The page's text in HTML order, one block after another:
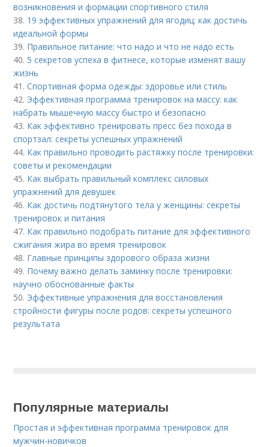
возникновения и формации спортивного стиля
38. 19 эффективных упражнений для ягодиц: как достичь
идеальной формы
39. Правильное питание: что надо и что не надо есть
40. 5 секретов успеха в фитнесе, которые изменят вашу
жизнь
41.Спортивная форма одежды: здоровье или стиль
42. Эффективная программа тренировок на массу: как
набрать мышечную массу быстро и безопасно
43. Как эффективно тренировать пресс без похода в
спортзал: секреты успешных упражнений
44. Как правильно проводить растяжку после тренировки:
советы и рекомендации
45. Как выбрать правильный комплекс силовых
упражнений для девушек
46. Как достичь подтянутого тела у женщины: секреты
тренировок и питания
47. Как правильно подобрать питание для эффективного
сжигания жира во время тренировок
48. Главные принципы здорового образа жизни
49. Почему важно делать заминку после тренировки:
научно обоснованные факты
50. Эффективные упражнения для восстановления
стройности фигуры после родов: секреты успешного
результата
Популярные материалы
Простая и эффективная программа тренировок для
мужчин-новичков